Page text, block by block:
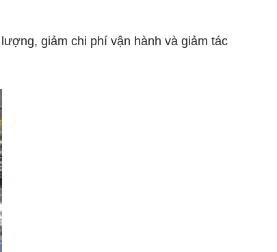
giảm chi phí vận hành và giảm tác